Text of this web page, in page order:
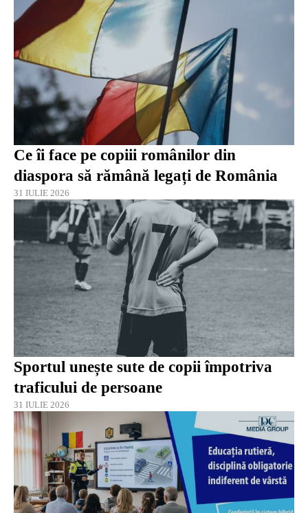
Ce îi face pe copiii românilor din
diaspora să rămână legați de România
31 IULIE 2026
Sportul unește sute de copii împotriva
traficului de persoane
31 IULIE 2026